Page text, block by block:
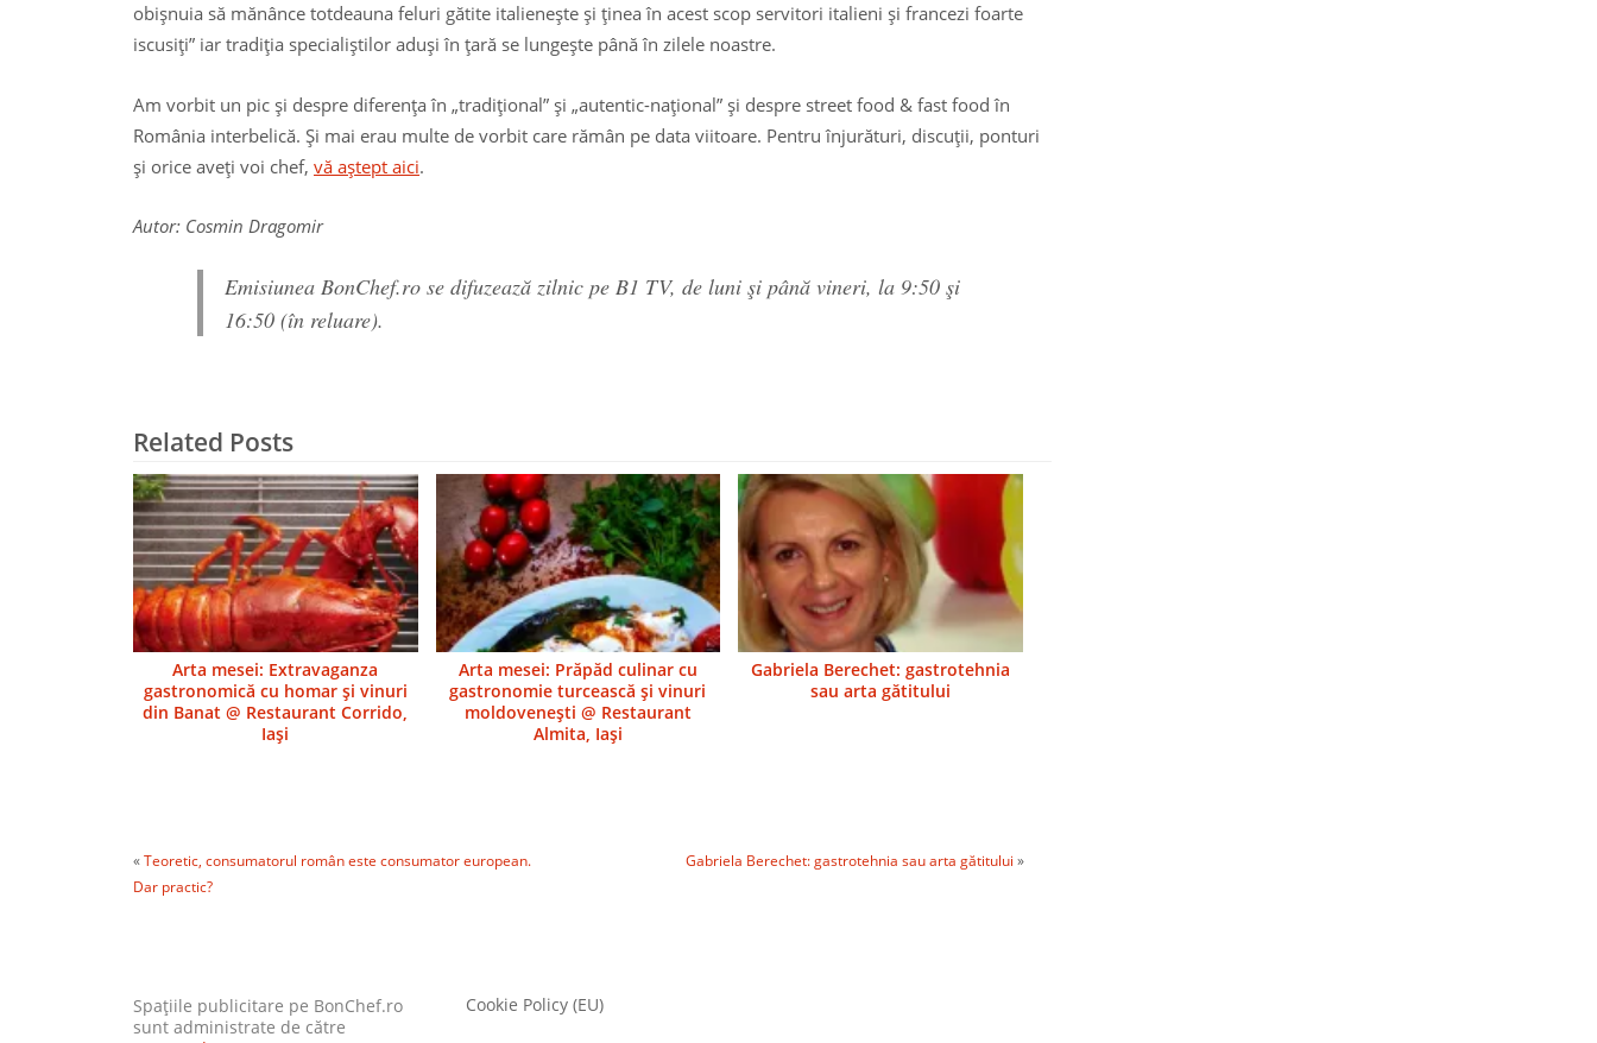
obişnuia să mănânce totdeauna feluri gătite italieneşte şi ţinea în acest scop servitori italieni şi francezi foarte
iscusiţi” iar tradiţia specialiştilor aduşi în ţară se lungeşte până în zilele noastre.
Am vorbit un pic şi despre diferenţa în „tradiţional” şi „autentic-naţional” şi despre street food & fast food în
România interbelică. Şi mai erau multe de vorbit care rămân pe data viitoare. Pentru înjurături, discuţii, ponturi
şi orice aveţi voi chef, vă aştept aici.
Autor: Cosmin Dragomir
Emisiunea BonChef.ro se difuzează zilnic pe B1 TV, de luni şi până vineri, la 9:50 şi
16:50 (în reluare).
Related Posts
Arta mesei: Extravaganza
gastronomică cu homar şi vinuri
din Banat @ Restaurant Corrido,
Iaşi
Arta mesei: Prăpăd culinar cu
gastronomie turcească şi vinuri
moldoveneşti @ Restaurant
Almita, Iaşi
Gabriela Berechet: gastrotehnia
sau arta gătitului
«Teoretic, consumatorul român este consumator european.
Dar practic?
Gabriela Berechet: gastrotehnia sau arta gătitului »
Spaţiile publicitare pe BonChef.ro
sunt administrate de către
Cookie Policy (EU)